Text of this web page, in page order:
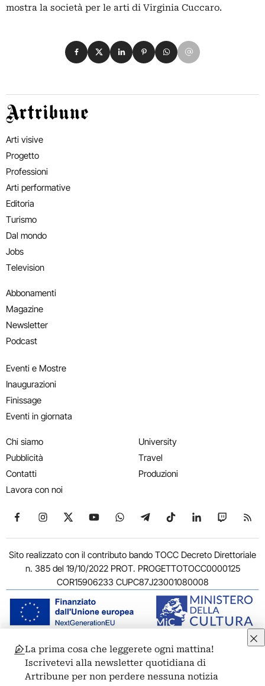
mostra la società per le arti di Virginia Cuccaro.
Condividi su Facebook
Condividi su X
Condividi su LinkedIn
Condividi su Pinterest
Condividi su WhatsApp
Condividi su Email
Artribune
Arti visive
Progetto
Professioni
Arti performative
Editoria
Turismo
Dal mondo
Jobs
Television
Abbonamenti
Magazine
Newsletter
Podcast
Eventi e Mostre
Inaugurazioni
Finissage
Eventi in giornata
Chi siamo
Pubblicità
Contatti
Lavora con noi
University
Travel
Produzioni
Seguici su Facebook
Seguici su Instagram
Seguici su X
Seguici su YouTube
Seguici su WhatsApp
Seguici su Telegram
Seguici su TikTok
Seguici su
Seguici
Sito realizzato con il contributo bando TOCC Decreto Direttoriale
n. 385 del 19/10/2022 PROT. PROGETTOTOCC0000125
COR15906233 CUPC87J23001080008
© 2011-2026 ARTRIBUNE srl – Corso Vittorio Emanuele II, 287 –
00186 Roma - P.I. 11381581005
Privacy: Responsabile della protezione dei dati personali
La prima cosa che leggerete ogni mattina!
Iscrivetevi alla newsletter quotidiana di
Artribune per non perdere nessuna notizia